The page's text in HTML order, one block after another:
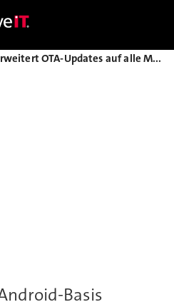
Volvo erweitert OTA-Updates auf alle Modelle
Basis